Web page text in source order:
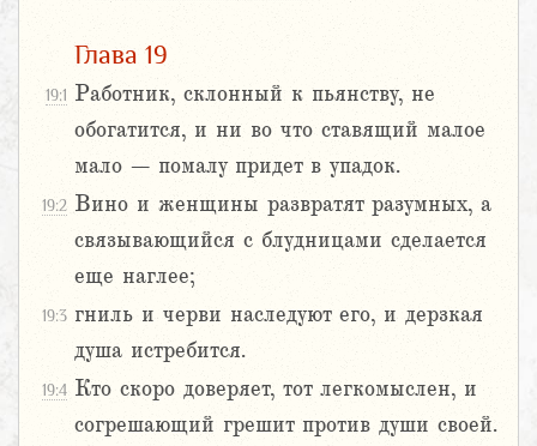
Глава 19
19:1 Работник, склонный к пьянству, не
обогатится, и ни во что ставящий малое
мало – помалу придет в упадок.
19:2 Вино и женщины развратят разумных, а
связывающийся с блудницами сделается
еще наглее;
19:3 гниль и черви наследуют его, и дерзкая
душа истребится.
19:4 Кто скоро доверяет, тот легкомыслен, и
согрешающий грешит против души своей.